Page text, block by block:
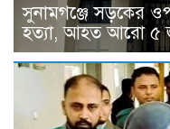
সুনামগঞ্জে সড়কের
হত্যা, আহত আরো ৫